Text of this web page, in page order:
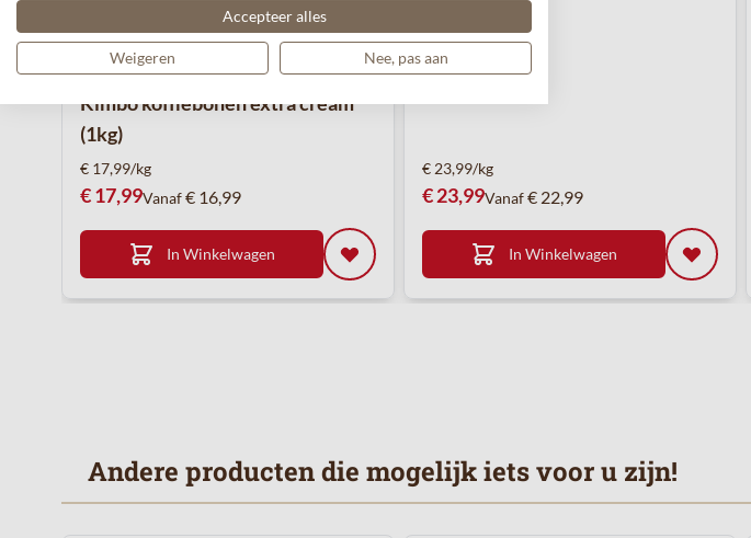
Kimbo koffiebonen extra cream
(1kg)
€ 17,99/kg
€ 17,99Vanaf€ 16,99
In Winkelwagen
€ 23,99/kg
€ 23,99Vanaf€ 22,99
In Winkelwagen
Andere producten die mogelijk iets voor u zijn!
Accepteer alles
Weigeren Nee, pas aan